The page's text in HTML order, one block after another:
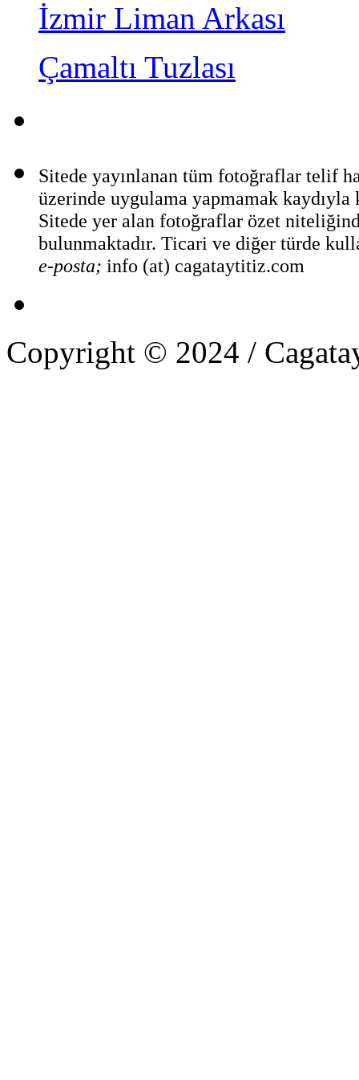
İzmir Liman Arkası
Çamaltı Tuzlası
Sitede yayınlanan tüm fotoğraflar telif
üzerinde uygulama yapmamak
Sitede yer alan fotoğraflar özet
bulunmaktadır. Ticari ve diğer türde
e-posta; info (at) cagataytitiz.com
Copyright © 2024 /